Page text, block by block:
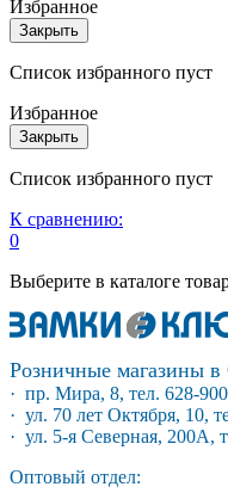
Избранное
Закрыть
Список избранного пуст
Избранное
Закрыть
Список избранного пуст
К сравнению:
0
Выберите в каталоге
Розничные магазины
· пр. Мира, 8, тел. 628-900
· ул. 70 лет Октября, 10,
· ул. 5-я Северная, 200А,
Оптовый отдел: